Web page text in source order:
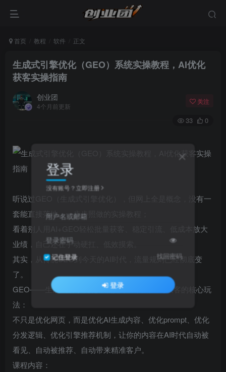
首页 教程 软件 正文
生成式引擎优化（GEO）系统实操教程，AI优化
获客实操指南
创业团
4个月前更新
关注
33 0
听说过GEO（生成式引擎优化），但网上全是概念，没有一
套能直接落地、一步步照做的实操教程；
看着别人用AI+GEO轻松批量获客、稳定引流、低成本放大
业绩，自己还在手动硬扛、低效摸索。
其实，从传统SEO到今天的AI时代，流量规则已经彻底变
了。
GEO——生成式引擎优化，就是下一代流量与获客的核心玩
法：
不只是优化网页，而是优化AI生成内容、优化prompt、优化
分发逻辑、优化引擎推荐机制，让你的内容在AI时代自动被
看见、自动被推荐、自动带来精准客户。
课程内容：
登录
没有账号？立即注册
用户名或邮箱
登录密码
记住登录 找回密码
登录